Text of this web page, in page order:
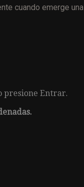
cuando emerge una
presione Entrar.